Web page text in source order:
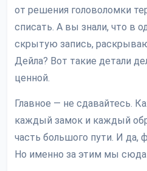
от решения головоломки
списать. А вы знали, что в
скрытую запись,
Дейла? Вот такие детали
ценной.
Главное — не сдавайтесь.
каждый замок и каждый
часть большого пути. И да,
Но именно за этим мы